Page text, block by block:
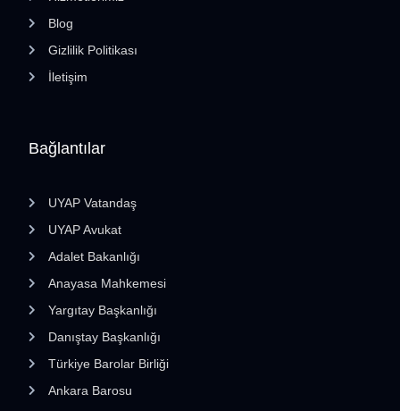
Bağlantılar
UYAP Vatandaş
UYAP Avukat
Adalet Bakanlığı
Anayasa Mahkemesi
Yargıtay Başkanlığı
Danıştay Başkanlığı
Türkiye Barolar Birliği
Ankara Barosu
Blog
Gizlilik Politikası
İletişim